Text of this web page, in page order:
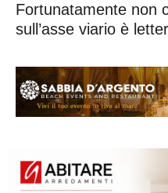
Fortunatamente non
sull’asse viario è